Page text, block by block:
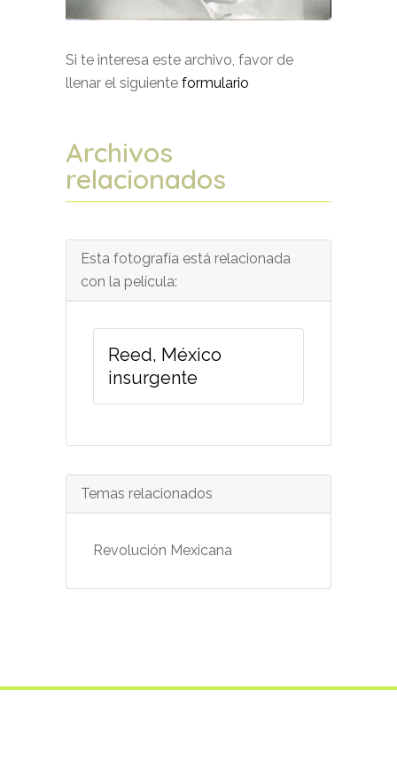
Si te interesa este archivo, favor de
llenar el siguiente formulario
Archivos
relacionados
Esta fotografía está relacionada
con la película:
Reed, México
insurgente
Temas relacionados
Revolución Mexicana